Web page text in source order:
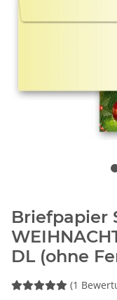
Briefpapier
DL (ohne
(1